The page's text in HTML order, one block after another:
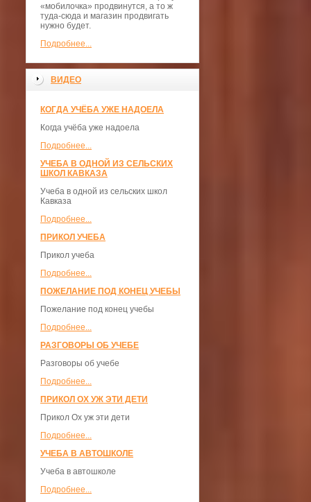
«мобилочка» продвинутся, а то ж
туда-сюда и магазин продвигать
нужно будет.
Подробнее...
ВИДЕО
КОГДА УЧЁБА УЖЕ НАДОЕЛА
Когда учёба уже надоела
Подробнее...
УЧЕБА В ОДНОЙ ИЗ СЕЛЬСКИХ
ШКОЛ КАВКАЗА
Учеба в одной из сельских школ
Кавказа
Подробнее...
ПРИКОЛ УЧЕБА
Прикол учеба
Подробнее...
ПОЖЕЛАНИЕ ПОД КОНЕЦ УЧЕБЫ
Пожелание под конец учебы
Подробнее...
РАЗГОВОРЫ ОБ УЧЕБЕ
Разговоры об учебе
Подробнее...
ПРИКОЛ ОХ УЖ ЭТИ ДЕТИ
Прикол Ох уж эти дети
Подробнее...
УЧЕБА В АВТОШКОЛЕ
Учеба в автошколе
Подробнее...